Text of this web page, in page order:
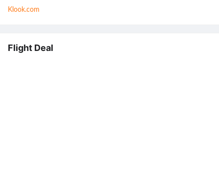
Klook.com
Flight Deal